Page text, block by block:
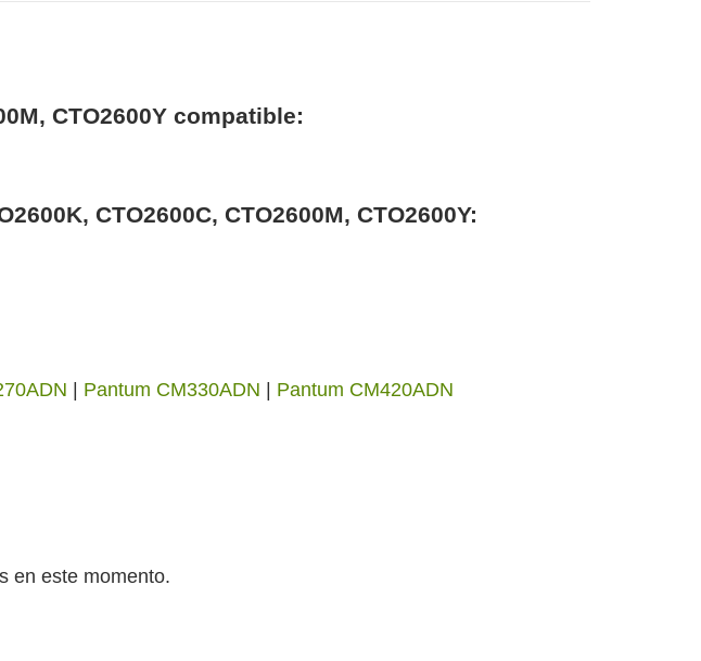
CTO2600Y compatible:
CTO2600C, CTO2600M, CTO2600Y:
Pantum CM330ADN Pantum CM420ADN
en este momento.